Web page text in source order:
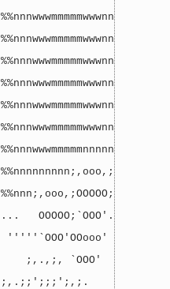
,
'''''`OOO'OOooo' ''' ;'
;,.,;, `OOO'